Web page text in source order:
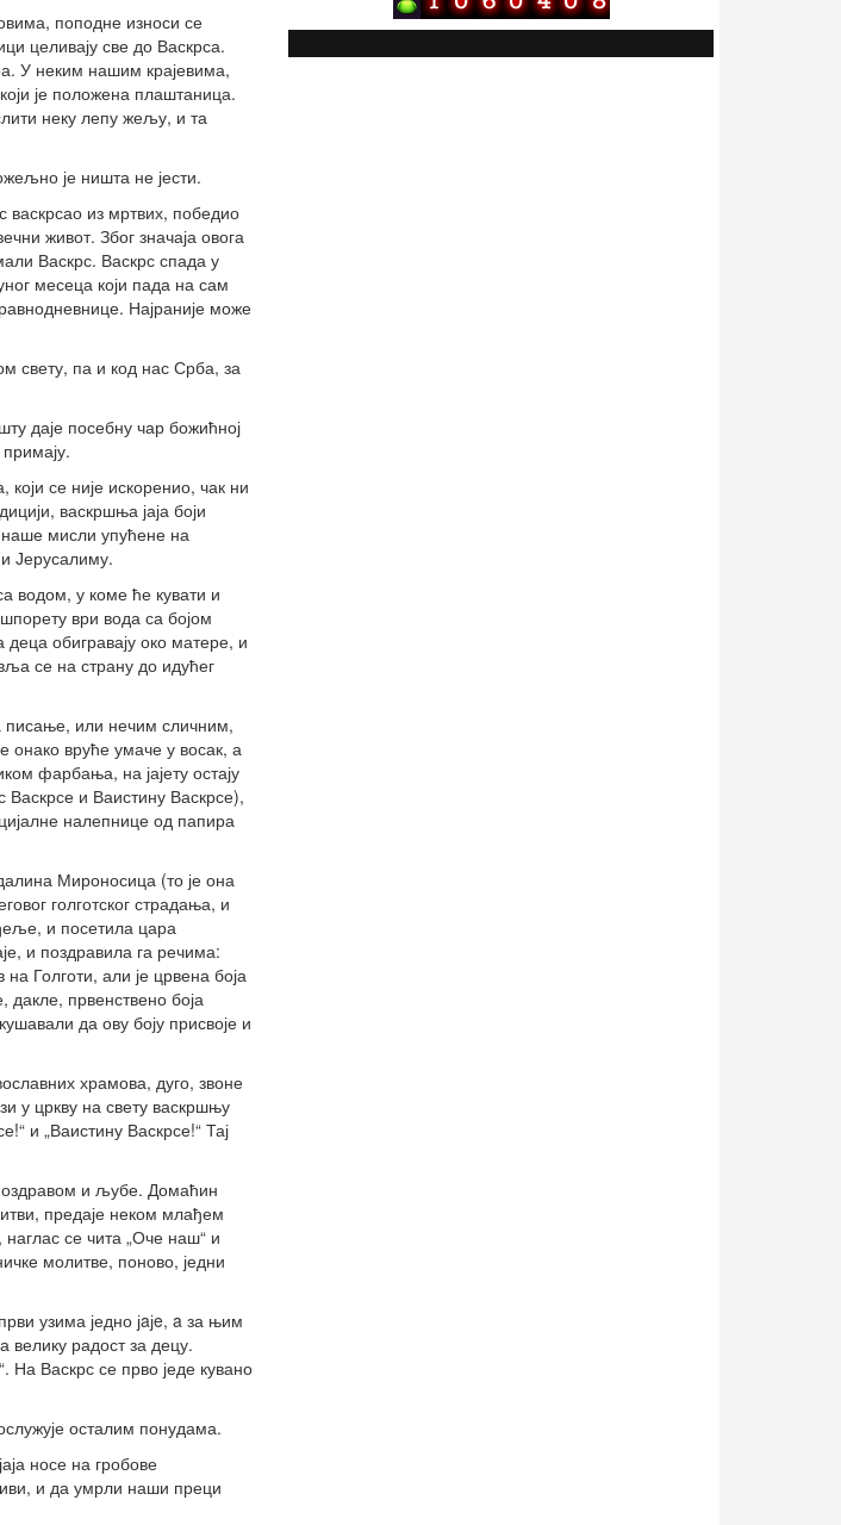
поподне износи се
целивају све до Васкрса.
У неким нашим крајевима,
је положена плаштаница.
неку лепу жељу, и та
је ништа не јести.
васкрсао из мртвих, победио
живот. Због значаја овога
Васкрс. Васкрс спада у
месеца који пада на сам
Најраније може
свету, па и код нас Срба, за
даје посебну чар божићној
који се није искоренио, чак ни
васкршња јаја боји
мисли упућене на
Јерусалиму.
водом, у коме ће кувати и
ври вода са бојом
обигравају око матере, и
се на страну до идућег
писање, или нечим сличним,
онако вруће умаче у восак, а
фарбања, на јајету остају
и Ваистину Васкрсе),
налепнице од папира
Мироносица (то је она
голготског страдања, и
и посетила цара
и поздравила га речима:
Голготи, али је црвена боја
првенствено боја
да ову боју присвоје и
храмова, дуго, звоне
у цркву на свету васкршњу
и „Ваистину Васкрсе!“ Тај
и љубе. Домаћин
предаје неком млађем
се чита „Оче наш“ и
молитве, поново, једни
узима једно јaјe, a за њим
велику радост за децу.
На Васкрс се прво једе кувано
осталим понудама.
носе на гробове
и да умрли наши преци